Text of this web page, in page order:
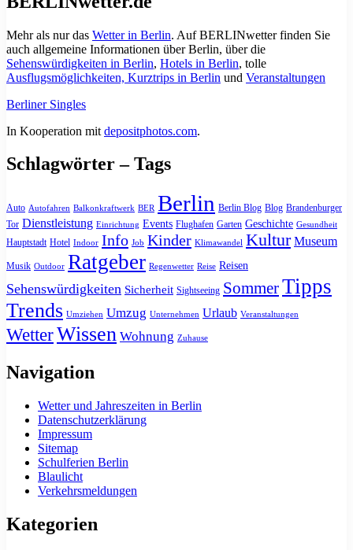
Mehr als nur das Wetter in Berlin. Auf BERLINwetter finden Sie
auch allgemeine Informationen über Berlin, über die
Sehenswürdigkeiten in Berlin, Hotels in Berlin, tolle
Ausflugsmöglichkeiten, Kurztrips in Berlin und Veranstaltungen
Berliner Singles
In Kooperation mit depositphotos.com.
Schlagwörter – Tags
Auto Autofahren Balkonkraftwerk BER Berlin Berlin Blog Blog Brandenburger
Tor Dienstleistung Einrichtung Events Flughafen Garten Geschichte Gesundheit
Hauptstadt Hotel Indoor Info Job Kinder Klimawandel Kultur Museum
Musik Outdoor Ratgeber Regenwetter Reise Reisen
Sehenswürdigkeiten Sicherheit Sightseeing SommerTipps
Trends Umziehen Umzug Unternehmen Urlaub Veranstaltungen
WetterWissen Wohnung Zuhause
Navigation
Wetter und Jahreszeiten in Berlin
Datenschutzerklärung
Impressum
Sitemap
Schulferien Berlin
Blaulicht
Verkehrsmeldungen
Kategorien